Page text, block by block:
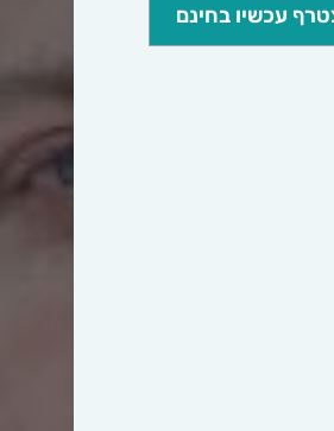
עכשיו בחינם